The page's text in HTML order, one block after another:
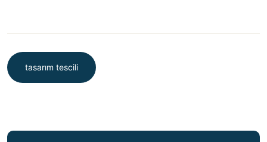
tasarım tescili